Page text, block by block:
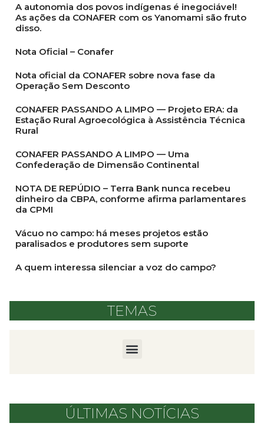
A autonomia dos povos indígenas é inegociável!
As ações da CONAFER com os Yanomami são fruto
disso.
Nota Oficial – Conafer
Nota oficial da CONAFER sobre nova fase da
Operação Sem Desconto
CONAFER PASSANDO A LIMPO — Projeto ERA: da
Estação Rural Agroecológica à Assistência Técnica
Rural
CONAFER PASSANDO A LIMPO — Uma
Confederação de Dimensão Continental
NOTA DE REPÚDIO – Terra Bank nunca recebeu
dinheiro da CBPA, conforme afirma parlamentares
da CPMI
Vácuo no campo: há meses projetos estão
paralisados e produtores sem suporte
A quem interessa silenciar a voz do campo?
TEMAS
ÚLTIMAS NOTÍCIAS